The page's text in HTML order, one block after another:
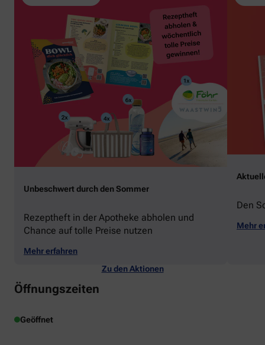
Unbeschwert durch den Sommer
Rezeptheft in der Apotheke abholen und
Chance auf tolle Preise nutzen
Mehr erfahren
Den
Mehr
Zu den Aktionen
Öffnungszeiten
Geöffnet